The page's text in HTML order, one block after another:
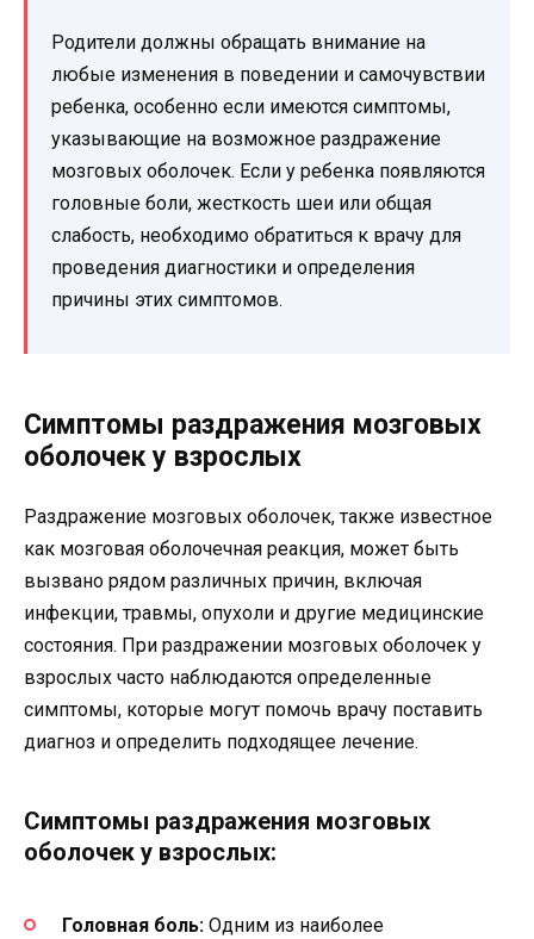
Родители должны обращать внимание на
любые изменения в поведении и самочувствии
ребенка, особенно если имеются симптомы,
указывающие на возможное раздражение
мозговых оболочек. Если у ребенка появляются
головные боли, жесткость шеи или общая
слабость, необходимо обратиться к врачу для
проведения диагностики и определения
причины этих симптомов.
Симптомы раздражения мозговых
оболочек у взрослых
Раздражение мозговых оболочек, также известное
как мозговая оболочечная реакция, может быть
вызвано рядом различных причин, включая
инфекции, травмы, опухоли и другие медицинские
состояния. При раздражении мозговых оболочек у
взрослых часто наблюдаются определенные
симптомы, которые могут помочь врачу поставить
диагноз и определить подходящее лечение.
Симптомы раздражения мозговых
оболочек у взрослых:
Головная боль: Одним из наиболее